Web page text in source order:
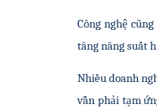
Công nghệ
tăng năng suất
Nhiều doanh
vẫn phải tạm